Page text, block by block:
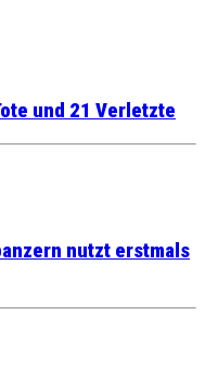
und 21 Verletzte
nutzt erstmals